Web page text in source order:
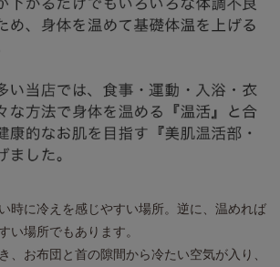
時に冷えを感じやすい場所。逆に、温めれば
い場所でもあります。
、お布団と首の隙間から冷たい空気が入り、